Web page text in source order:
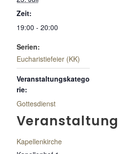
Zeit:
19:00 - 20:00
Serien:
Eucharistiefeier (KK)
Veranstaltungskatego
rie:
Gottesdienst
Kapellenkirche